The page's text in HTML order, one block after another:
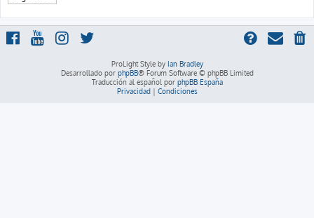
ProLight Style by Ian Bradley
Desarrollado por phpBB® Forum Software © phpBB Limited
Traducción al español por phpBB España
Privacidad| Condiciones